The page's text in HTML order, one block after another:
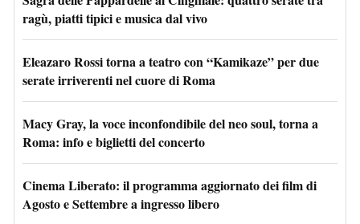
ragù, piatti tipici e musica dal vivo
Eleazaro Rossi torna a teatro con “Kamikaze” per due
serate irriverenti nel cuore di Roma
Macy Gray, la voce inconfondibile del neo soul, torna a
Roma: info e biglietti del concerto
Cinema Liberato: il programma aggiornato dei film di
Agosto e Settembre a ingresso libero